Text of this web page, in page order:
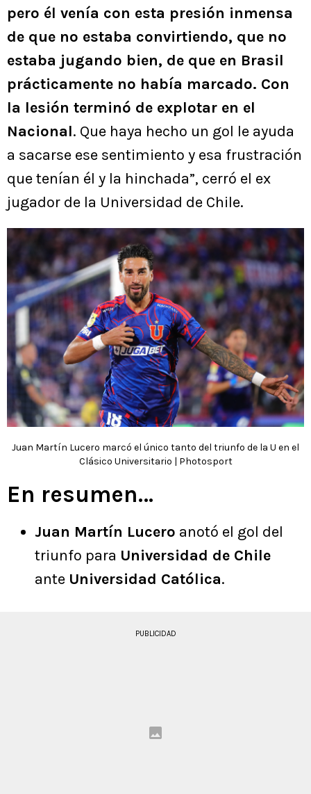
pero él venía con esta presión inmensa
de que no estaba convirtiendo, que no
estaba jugando bien, de que en Brasil
prácticamente no había marcado. Con
la lesión terminó de explotar en el
Nacional. Que haya hecho un gol le ayuda
a sacarse ese sentimiento y esa frustración
que tenían él y la hinchada”, cerró el ex
jugador de la Universidad de Chile.
Juan Martín Lucero marcó el único tanto del triunfo de la U en el
Clásico Universitario | Photosport
En resumen…
Juan Martín Lucero anotó el gol del
triunfo para Universidad de Chile
ante Universidad Católica.
PUBLICIDAD